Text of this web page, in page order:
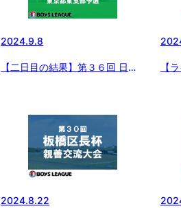
2024.9.8
【二日目の結果】第３６回 日本
【
2024.8.22